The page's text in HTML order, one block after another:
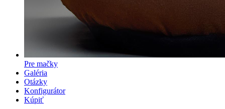
Pre mačky
Galéria
Otázky
Konfigurátor
Kúpiť